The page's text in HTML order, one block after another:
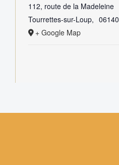
112, route de la Madeleine
Tourrettes-sur-Loup, 06140
+ Google Map